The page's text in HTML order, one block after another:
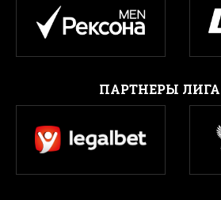
ПАРТНЕРЫ ЛИГА